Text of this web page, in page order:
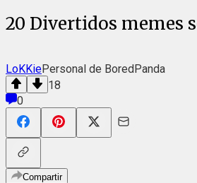
20 Divertidos memes
LoKKiePersonal de BoredPanda
18
0
Compartir